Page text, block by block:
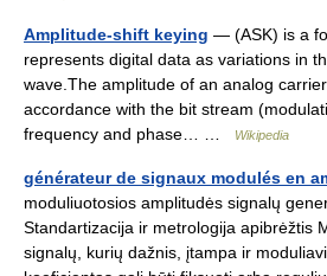
Amplitude-shift keying — (ASK) is a
represents digital data as variations in
wave.The amplitude of an analog
accordance with the bit stream
frequency and phase… …
Wikipedia
générateur de signaux modulés en
moduliuotosios amplitudės signalų
Standartizacija ir metrologija apibrėžtis
signalų, kurių dažnis, įtampa ir